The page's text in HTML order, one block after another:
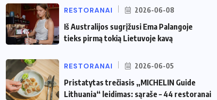
RESTORANAI 2026-06-08
Iš Australijos sugrįžusi Ema Palangoje
tieks pirmą tokią Lietuvoje kavą
RESTORANAI 2026-06-05
Pristatytas trečiasis „MICHELIN Guide
Lithuania“ leidimas: sąraše – 44 restoranai